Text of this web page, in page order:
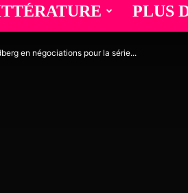
PLUS
en négociations pour la série...